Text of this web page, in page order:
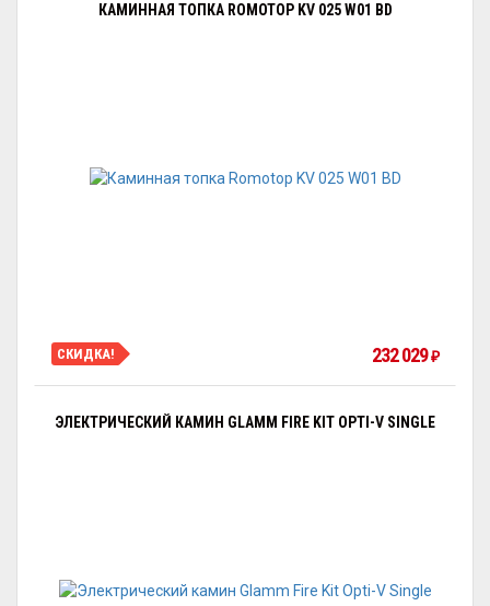
КАМИННАЯ ТОПКА ROMOTOP KV 025 W01 BD
СКИДКА! 232 029₽
ЭЛЕКТРИЧЕСКИЙ КАМИН GLAMM FIRE KIT OPTI-V SINGLE